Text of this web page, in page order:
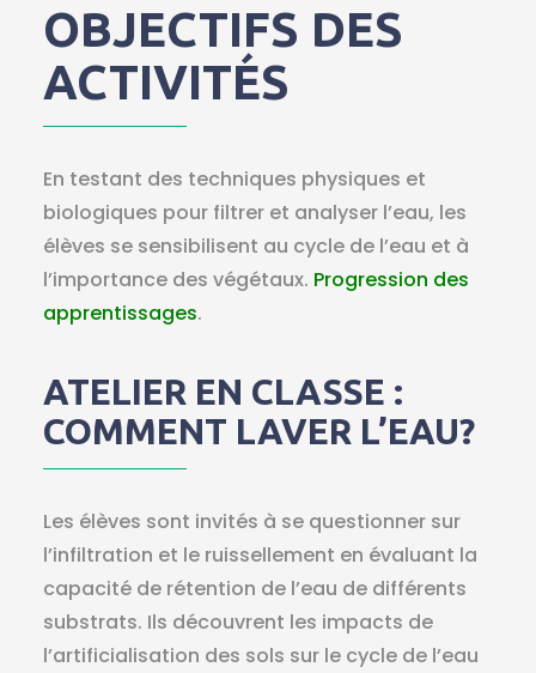
OBJECTIFS DES
ACTIVITÉS
En testant des techniques physiques et
biologiques pour filtrer et analyser l’eau, les
élèves se sensibilisent au cycle de l’eau et à
l’importance des végétaux. Progression des
apprentissages.
ATELIER EN CLASSE :
COMMENT LAVER L’EAU?
Les élèves sont invités à se questionner sur
l’infiltration et le ruissellement en évaluant la
capacité de rétention de l’eau de différents
substrats. Ils découvrent les impacts de
l’artificialisation des sols sur le cycle de l’eau